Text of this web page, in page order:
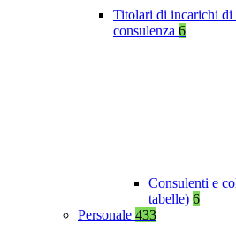
Titolari di incarichi di
consulenza 6
Consulenti e
tabelle) 6
Personale 433